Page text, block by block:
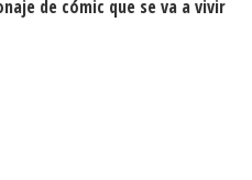
de cómic que se va a vivir